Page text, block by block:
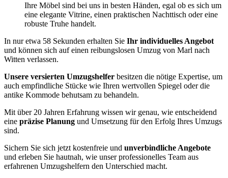
Ihre Möbel sind bei uns in besten Händen, egal ob es sich um
eine elegante Vitrine, einen praktischen Nachttisch oder eine
robuste Truhe handelt.
In nur etwa 58 Sekunden erhalten Sie Ihr individuelles Angebot
und können sich auf einen reibungslosen Umzug von Marl nach
Witten verlassen.
Unsere versierten Umzugshelfer besitzen die nötige Expertise, um
auch empfindliche Stücke wie Ihren wertvollen Spiegel oder die
antike Kommode behutsam zu behandeln.
Mit über 20 Jahren Erfahrung wissen wir genau, wie entscheidend
eine präzise Planung und Umsetzung für den Erfolg Ihres Umzugs
sind.
Sichern Sie sich jetzt kostenfreie und unverbindliche Angebote
und erleben Sie hautnah, wie unser professionelles Team aus
erfahrenen Umzugshelfern den Unterschied macht.